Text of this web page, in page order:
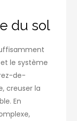
du sol
le système
de-
creuser la
En